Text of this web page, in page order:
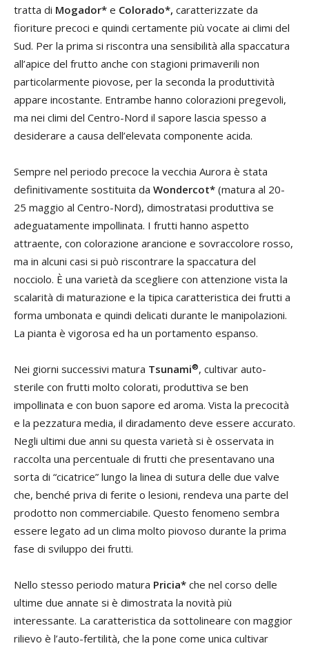
tratta di Mogador* e Colorado*, caratterizzate da
fioriture precoci e quindi certamente più vocate ai climi del
Sud. Per la prima si riscontra una sensibilità alla spaccatura
all’apice del frutto anche con stagioni primaverili non
particolarmente piovose, per la seconda la produttività
appare incostante. Entrambe hanno colorazioni pregevoli,
ma nei climi del Centro-Nord il sapore lascia spesso a
desiderare a causa dell’elevata componente acida.
Sempre nel periodo precoce la vecchia Aurora è stata
definitivamente sostituita da Wondercot* (matura al 20-
25 maggio al Centro-Nord), dimostratasi produttiva se
adeguatamente impollinata. I frutti hanno aspetto
attraente, con colorazione arancione e sovraccolore rosso,
ma in alcuni casi si può riscontrare la spaccatura del
nocciolo. È una varietà da scegliere con attenzione vista la
scalarità di maturazione e la tipica caratteristica dei frutti a
forma umbonata e quindi delicati durante le manipolazioni.
La pianta è vigorosa ed ha un portamento espanso.
Nei giorni successivi matura Tsunami®, cultivar auto-
sterile con frutti molto colorati, produttiva se ben
impollinata e con buon sapore ed aroma. Vista la precocità
e la pezzatura media, il diradamento deve essere accurato.
Negli ultimi due anni su questa varietà si è osservata in
raccolta una percentuale di frutti che presentavano una
sorta di “cicatrice” lungo la linea di sutura delle due valve
che, benché priva di ferite o lesioni, rendeva una parte del
prodotto non commerciabile. Questo fenomeno sembra
essere legato ad un clima molto piovoso durante la prima
fase di sviluppo dei frutti.
Nello stesso periodo matura Pricia* che nel corso delle
ultime due annate si è dimostrata la novità più
interessante. La caratteristica da sottolineare con maggior
rilievo è l’auto-fertilità, che la pone come unica cultivar